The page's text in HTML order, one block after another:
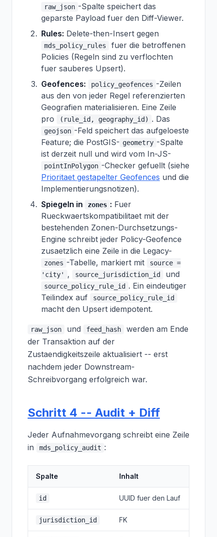
raw_json -Spalte speichert das
geparste Payload fuer den Diff-Viewer.
Rules: Delete-then-Insert gegen
mds_policy_rules
fuer die betroffenen
Policies (Regeln sind zu verflochten
fuer sauberes Upsert).
Geofences:
policy_geofences -Zeilen
aus den von jeder Regel referenzierten
Geografien materialisieren. Eine Zeile
pro
(rule_id, geography_id) . Das
geojson -Feld speichert das aufgeloeste
Feature; die PostGIS- geometry -Spalte
ist derzeit null und wird vom In-JS-
pointInPolygon -Checker gefuellt (siehe
Prioritaet gestapelter Geofences und die
Implementierungsnotizen).
Spiegeln in
zones : Fuer
Rueckwaertskompatibilitaet mit der
bestehenden Zonen-Durchsetzungs-
Engine schreibt jeder Policy-Geofence
zusaetzlich eine Zeile in die Legacy-
zones -Tabelle, markiert mit
source =
'city'
, source_jurisdiction_id und
source_policy_rule_id . Ein eindeutiger
Teilindex auf
source_policy_rule_id
macht den Upsert idempotent.
raw_json und feed_hash
werden am Ende
der Transaktion auf der
Zustaendigkeitszeile aktualisiert -- erst
nachdem jeder Downstream-
Schreibvorgang erfolgreich war.
Schritt 4 -- Audit + Diff
Jeder Aufnahmevorgang schreibt eine Zeile
in
mds_policy_audit :
Spalte Inhalt
id UUID fuer den Lauf
jurisdiction_id FK